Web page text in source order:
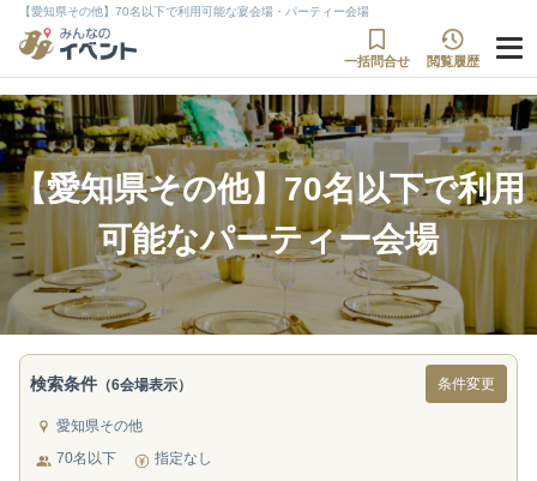
【愛知県その他】70名以下で利用可能な宴会場・パーティー会場
一括問合せ 閲覧履歴
【愛知県その他】70名以下で利用
可能なパーティー会場
検索条件 （6会場表示） 条件変更
愛知県その他
70名以下
指定なし